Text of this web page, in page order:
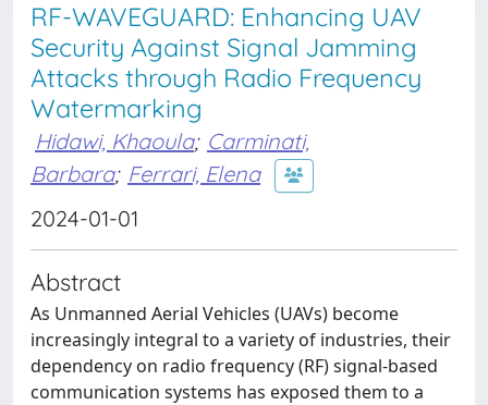
RF-WAVEGUARD: Enhancing UAV
Security Against Signal Jamming
Attacks through Radio Frequency
Watermarking
Hidawi, Khaoula; Carminati,
Barbara; Ferrari, Elena
2024-01-01
Abstract
As Unmanned Aerial Vehicles (UAVs) become
increasingly integral to a variety of industries, their
dependency on radio frequency (RF) signal-based
communication systems has exposed them to a